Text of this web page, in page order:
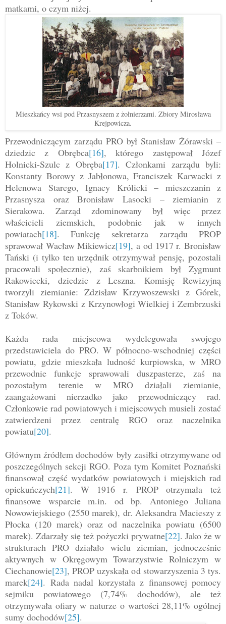
matkami, o czym niżej.
Mieszkańcy wsi pod Przasnyszem z żołnierzami. Zbiory Mirosława
Krejpowicza.
Przewodniczącym zarządu PRO był Stanisław Żórawski –
dziedzic z Obrębca[16], którego zastępował Józef
Holnicki-Szulc z Obręba[17]. Członkami zarządu byli:
Konstanty Borowy z Jabłonowa, Franciszek Karwacki z
Helenowa Starego, Ignacy Królicki – mieszczanin z
Przasnysza oraz Bronisław Lasocki – ziemianin z
Sierakowa. Zarząd zdominowany był więc przez
właścicieli ziemskich, podobnie jak w innych
powiatach[18]. Funkcję sekretarza zarządu PROP
sprawował Wacław Mikiewicz[19], a od 1917 r. Bronisław
Tański (i tylko ten urzędnik otrzymywał pensję, pozostali
pracowali społecznie), zaś skarbnikiem był Zygmunt
Rakowiecki, dziedzic z Leszna. Komisję Rewizyjną
tworzyli ziemianie: Zdzisław Krzywoszewski z Górek,
Stanisław Rykowski z Krzynowłogi Wielkiej i Zembrzuski
z Toków.
Każda rada miejscowa wydelegowała swojego
przedstawiciela do PRO. W północno-wschodniej części
powiatu, gdzie mieszkała ludność kurpiowska, w MRO
przewodnie funkcje sprawowali duszpasterze, zaś na
pozostałym terenie w MRO działali ziemianie,
zaangażowani nierzadko jako przewodniczący rad.
Członkowie rad powiatowych i miejscowych musieli zostać
zatwierdzeni przez centralę RGO oraz naczelnika
powiatu[20].
Głównym źródłem dochodów były zasiłki otrzymywane od
poszczególnych sekcji RGO. Poza tym Komitet Poznański
finansował część wydatków powiatowych i miejskich rad
opiekuńczych[21]. W 1916 r. PROP otrzymała też
finansowe wsparcie m.in. od bp. Antoniego Juliana
Nowowiejskiego (2550 marek), dr. Aleksandra Macieszy z
Płocka (120 marek) oraz od naczelnika powiatu (6500
marek). Zdarzały się też pożyczki prywatne[22]. Jako że w
strukturach PRO działało wielu ziemian, jednocześnie
aktywnych w Okręgowym Towarzystwie Rolniczym w
Ciechanowie[23], PROP uzyskała od stowarzyszenia 3 tys.
marek[24]. Rada nadal korzystała z finansowej pomocy
sejmiku powiatowego (7,74% dochodów), ale też
otrzymywała ofiary w naturze o wartości 28,11% ogólnej
sumy dochodów[25].